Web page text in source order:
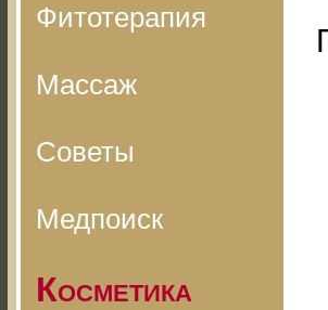
Фитотерапия
Массаж
Советы
Медпоиск
Косметика